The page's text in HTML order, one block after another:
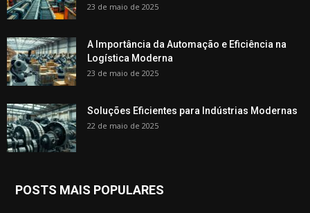
23 de maio de 2025
A Importância da Automação e Eficiência na
Logística Moderna
23 de maio de 2025
Soluções Eficientes para Indústrias Modernas
22 de maio de 2025
POSTS MAIS POPULARES